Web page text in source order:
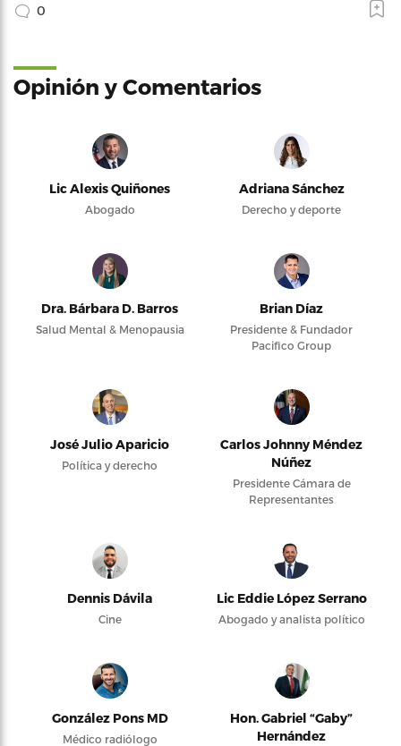
0
Opinión y Comentarios
Lic Alexis Quiñones
Abogado
Adriana Sánchez
Derecho y deporte
Dra. Bárbara D. Barros
Salud Mental & Menopausia
Brian Díaz
Presidente & Fundador
Pacifico Group
José Julio Aparicio
Política y derecho
Carlos Johnny Méndez
Núñez
Presidente Cámara de
Representantes
Dennis Dávila
Cine
Lic Eddie López Serrano
Abogado y analista político
González Pons MD
Médico radiólogo
Hon. Gabriel “Gaby”
Hernández